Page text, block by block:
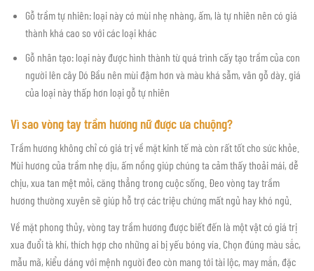
Gỗ trầm tự nhiên: loại này có mùi nhẹ nhàng, ấm, là tự nhiên nên có giá
thành khá cao so với các loại khác
Gỗ nhân tạo: loại này được hình thành từ quá trình cấy tạo trầm của con
người lên cây Dó Bầu nên mùi đậm hơn và màu khá sẫm, vân gỗ dày. giá
của loại này thấp hơn loại gỗ tự nhiên
Vì sao vòng tay trầm hương nữ được ưa chuộng?
Trầm hương không chỉ có giá trị về mặt kinh tế mà còn rất tốt cho sức khỏe.
Mùi hương của trầm nhẹ dịu, ấm nồng giúp chúng ta cảm thấy thoải mái, dễ
chịu, xua tan mệt mỏi, căng thẳng trong cuộc sống. Đeo vòng tay trầm
hương thường xuyên sẽ giúp hỗ trợ các triệu chứng mất ngủ hay khó ngủ.
Về mặt phong thủy, vòng tay trầm hương được biết đến là một vật có giá trị
xua đuổi tà khí, thích hợp cho những ai bị yếu bóng vía. Chọn đúng màu sắc,
mẫu mã, kiểu dáng với mệnh người đeo còn mang tới tài lộc, may mắn, đặc